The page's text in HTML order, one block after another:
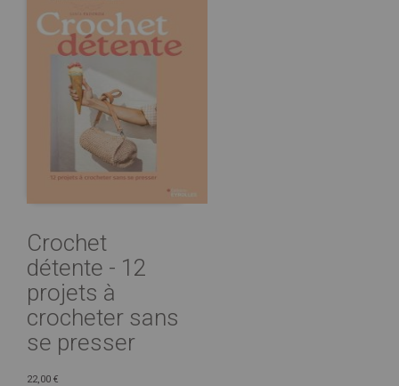
Crochet
détente - 12
projets à
crocheter sans
se presser
22,00 €